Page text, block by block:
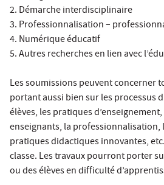
2. Démarche interdisciplinaire
3. Professionnalisation –
4. Numérique éducatif
5. Autres recherches en lien avec
Les soumissions peuvent concerner
portant aussi bien sur les processus
élèves, les pratiques
enseignants, la professionnalisation,
pratiques didactiques innovantes,
classe. Les travaux pourront porter
ou des élèves en difficulté